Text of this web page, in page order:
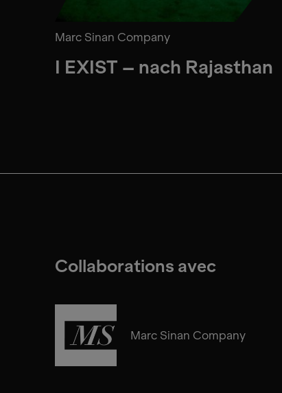
Marc Sinan Company
I EXIST – nach Rajasthan
Collaborations avec
Marc Sinan Company